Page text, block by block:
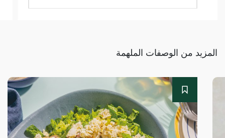
المزيد من الوصفات الملهمة